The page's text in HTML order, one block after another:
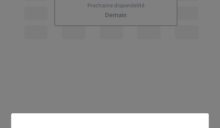
Prochaine disponibilité
Demain